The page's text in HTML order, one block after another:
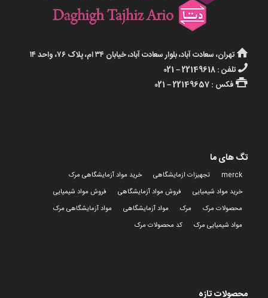
تهران، سعادت آباد، بلوار سعادت آباد، خیابان ۳۴ ام، پلاک ۷۶، واحد ۱۴
تلفن : 22149618 – 021
فکس : 22149657 – 021
تگ های ما
merck تجهیزات ازمایشگاهی
خرید مواد آزمایشگاهی مرک
خرید مواد شیمیایی
فروش مواد آزمایشگاهی
فروش مواد شیمیایی
محصولات مرک
مرک مواد آزمایشگاهی
مواد آزمایشگاهی مرک
مواد شیمیایی مرک
کد محصولات مرک
محصولات تازه